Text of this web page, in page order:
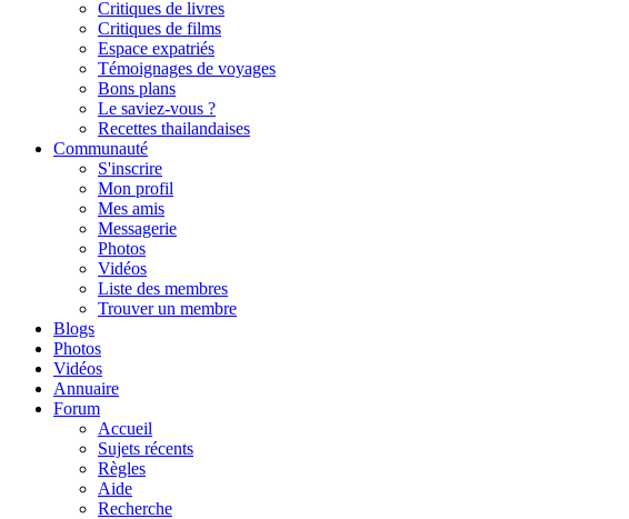
Critiques de livres
Critiques de films
Espace expatriés
Témoignages de voyages
Bons plans
Le saviez-vous ?
Recettes thailandaises
Communauté
S'inscrire
Mon profil
Mes amis
Messagerie
Photos
Vidéos
Liste des membres
Trouver un membre
Blogs
Photos
Vidéos
Annuaire
Forum
Accueil
Sujets récents
Règles
Aide
Recherche